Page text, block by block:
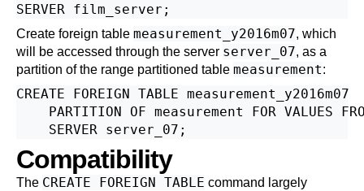
Create foreign table measurement_y2016m07, which
will be accessed through the server server_07, as a
partition of the range partitioned table measurement:
CREATE FOREIGN TABLE measurement_y2016m07
PARTITION OF measurement FOR VALUES
Compatibility
The CREATE FOREIGN TABLE command largely